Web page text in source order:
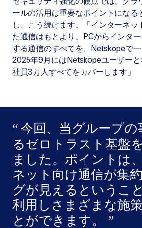
ールの活用は重要なポイントになる
し、こう続けます。「インターネッ
た通信はもとより、PCからインタ
する通信のすべてを、Netskopeで一
2025年9月にはNetskopeユーザー
社員3万人すべてをカバーします」
今回、当グループの
るゼロトラスト基盤
ました。ポイントは
ネット向け通信が集
グが見えるというこ
利用しさまざまな施
とができます。